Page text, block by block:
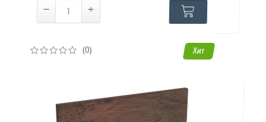
(0) Хит